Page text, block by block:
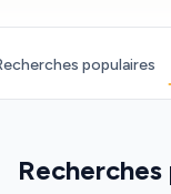
populaires